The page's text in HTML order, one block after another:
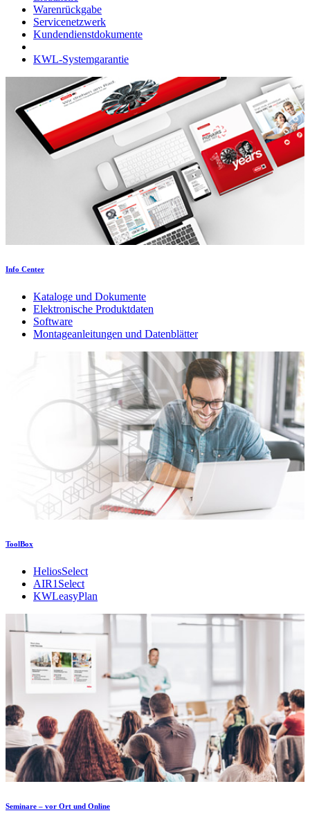
Warenrückgabe
Servicenetzwerk
Kundendienstdokumente
KWL-Systemgarantie
Info Center
Kataloge und Dokumente
Elektronische Produktdaten
Software
Montageanleitungen und Datenblätter
ToolBox
HeliosSelect
AIR1Select
KWLeasyPlan
Seminare – vor Ort und Online